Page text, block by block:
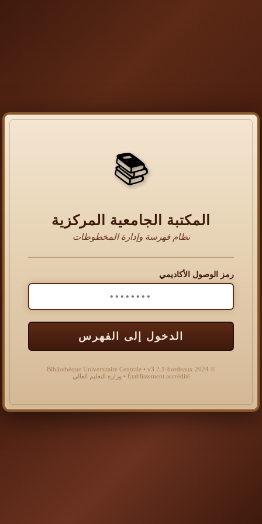
📚
المكتبة الجامعية المركزية
نظام فهرسة وإدارة المخطوطات
رمز الوصول الأكاديمي
الدخول إلى الفهرس
© 2024 Bibliothèque Universitaire Centrale • v3.2.1-bordeaux
Établissement accrédité • وزارة التعليم العالي